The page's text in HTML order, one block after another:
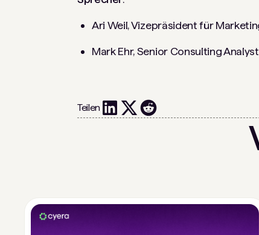
Ari Weil, Vizepräsident für
Mark Ehr, Senior Consulting
Teilen